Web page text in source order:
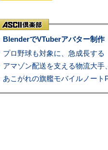
BlenderでVTuberアバター制